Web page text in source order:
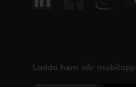
Ladda hem vår mobilapp